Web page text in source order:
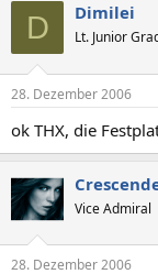
D Dimilei
Lt. Junior
28. Dezember 2006
ok THX, die
Vice Admiral
28. Dezember 2006